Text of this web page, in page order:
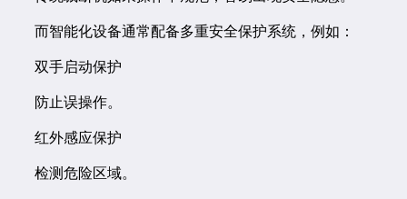
而智能化设备通常配备多重安全保护系统，例如：
双手启动保护
防止误操作。
红外感应保护
检测危险区域。